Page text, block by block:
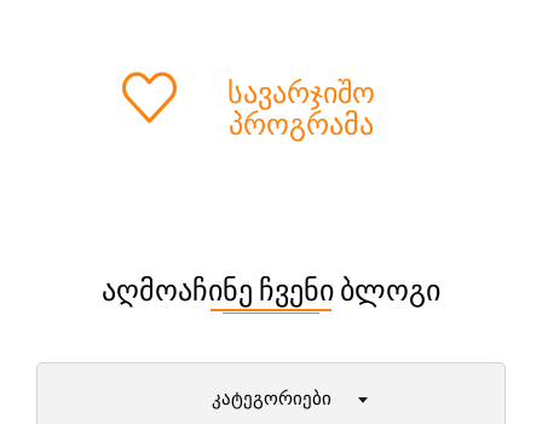
სავარჯიშო
პროგრამა
ᲐᲦᲛᲝᲐᲩᲘᲜᲔ ᲩᲕᲔᲜᲘ ᲑᲚᲝᲒᲘ
ᲙᲐᲢᲔᲒᲝᲠᲘᲔᲑᲘ